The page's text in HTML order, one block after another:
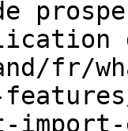
fr/